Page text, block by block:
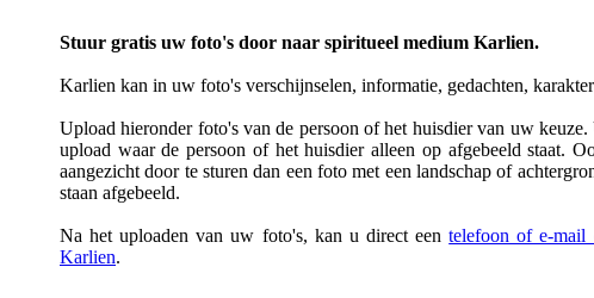
Stuur gratis uw foto's door naar spiritueel medium Karlien.
Karlien kan in uw foto's verschijnselen, informatie, gedachten,
Upload hieronder foto's van de persoon of het huisdier van uw keuze.
upload waar de persoon of het huisdier alleen op afgebeeld staat.
aangezicht door te sturen dan een foto met een landschap of
staan afgebeeld.
Na het uploaden van uw foto's, kan u direct eentelefoon of e-mail
Karlien.